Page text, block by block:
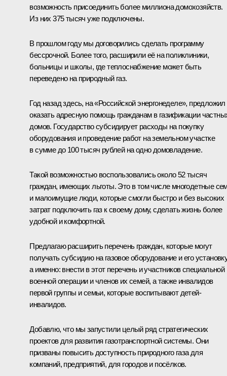
возможность присоединить более миллиона домохозяйств.
Из них 375 тысяч уже подключены.
В прошлом году мы договорились сделать программу
бессрочной. Более того, расширили её на поликлиники,
больницы и школы, где теплоснабжение может быть
переведено на природный газ.
Год назад здесь, на «Российской энергонеделе», предложил
оказать адресную помощь гражданам в газификации
домов. Государство субсидирует расходы на покупку
оборудования и проведение работ на земельном участке
в сумме до 100 тысяч рублей на одно домовладение.
Такой возможностью воспользовались около 52 тысяч
граждан, имеющих льготы. Это в том числе многодетные
и малоимущие люди, которые смогли быстро и без высоких
затрат подключить газ к своему дому, сделать жизнь более
удобной и комфортной.
Предлагаю расширить перечень граждан, которые могут
получать субсидию на газовое оборудование и его
а именно: внести в этот перечень и участников специальной
военной операции и членов их семей, а также инвалидов
первой группы и семьи, которые воспитывают детей-
инвалидов.
Добавлю, что мы запустили целый ряд стратегических
проектов для развития газотранспортной системы. Они
призваны повысить доступность природного газа для
компаний, предприятий, для городов и посёлков.